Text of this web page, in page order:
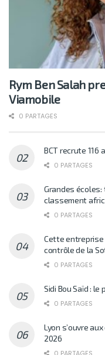
Rym Ben Salah
Viamobile
0 PARTAGES
BCT recrute
0 PARTAGES
Grandes
classement
0 PARTAGES
Cette
contrôle de la
0 PARTAGES
Sidi Bou Saïd :
0 PARTAGES
Lyon s’ouvre
2026